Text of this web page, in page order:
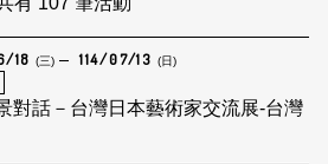
18 (三) 114/07/13 (日)
對話－台灣日本藝術家交流展-台灣